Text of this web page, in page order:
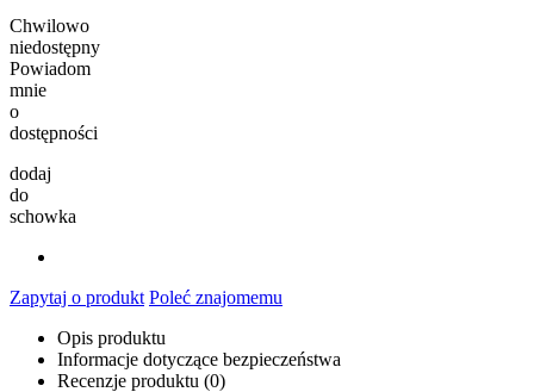
Chwilowo
niedostępny
Powiadom
mnie
o
dostępności
dodaj
do
schowka
Zapytaj o produkt Poleć znajomemu
Opis produktu
Informacje dotyczące bezpieczeństwa
Recenzje produktu (0)